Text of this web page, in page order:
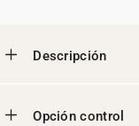
Descripción
Opción control